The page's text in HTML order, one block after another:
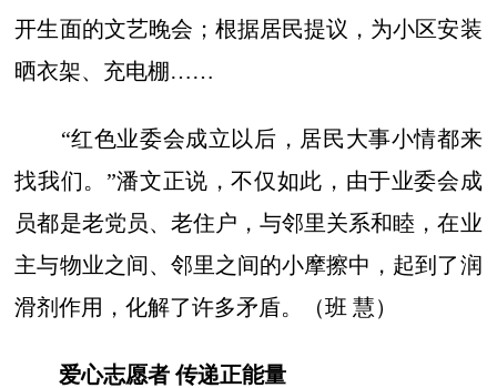
开生面的文艺晚会；根据居民提议，为小区安装
晒衣架、充电棚……
“红色业委会成立以后，居民大事小情都来
找我们。”潘文正说，不仅如此，由于业委会成
员都是老党员、老住户，与邻里关系和睦，在业
主与物业之间、邻里之间的小摩擦中，起到了润
滑剂作用，化解了许多矛盾。（班 慧）
爱心志愿者 传递正能量